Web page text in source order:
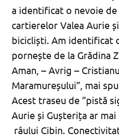
a identificat o nevoie de
cartierelor Valea Aurie
bicicliști. Am identificat
pornește de la Grădina
Aman, – Avrig –
Maramureșului”, mai
Acest traseu de ”pistă
Aurie și Gușterița ar
râului Cibin.